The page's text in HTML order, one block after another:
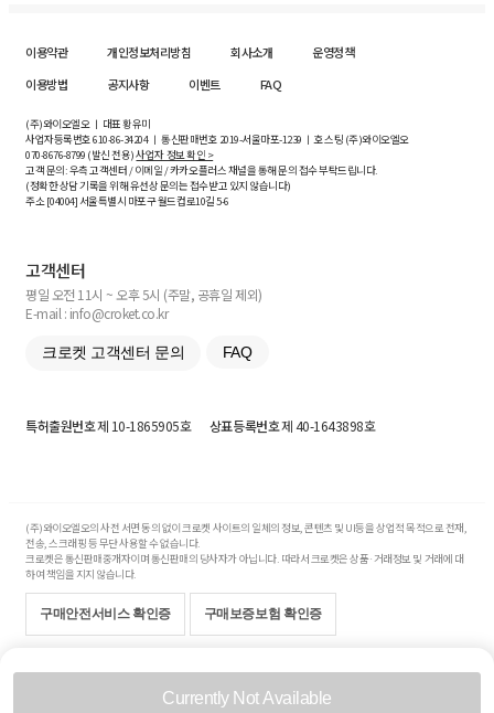
Currently Not Available
이용약관 개인정보처리방침 회사소개
운영정책
이용방법
공지사항 이벤트 FAQ
(주)와이오엘오 ㅣ 대표 황유미
사업자등록번호610-86-34204ㅣ 통신판매번호 2019-서울마포-1239 ㅣ 호스팅 (주)와이오엘오
070-8676-8799 (발신 전용)사업자 정보 확인 >
고객 문의: 우측 고객센터 / 이메일 / 카카오플러스 채널을 통해 문의 접수 부탁드립니다.
(정확한 상담 기록을 위해 유선상 문의는 접수받고 있지 않습니다)
주소 [04004] 서울특별시 마포구 월드컵로10길5-6
고객센터
평일 오전 11시 ~ 오후 5시 (주말, 공휴일 제외)
E-mail : info@croket.co.kr
크로켓 고객센터 문의 FAQ
특허출원번호제 10-1865905호 상표등록번호제 40-1643898호
(주)와이오엘오의 사전 서면 동의 없이 크로켓 사이트의 일체의 정보, 콘텐츠 및 UI등을 상업적 목적으로 전재,
전송, 스크래핑 등 무단 사용할 수 없습니다.
크로켓은 통신판매중개자이며 통신판매의 당사자가 아닙니다. 따라서 크로켓은 상품·거래정보 및 거래에 대
하여 책임을 지지 않습니다.
구매안전서비스 확인증 구매보증보험 확인증